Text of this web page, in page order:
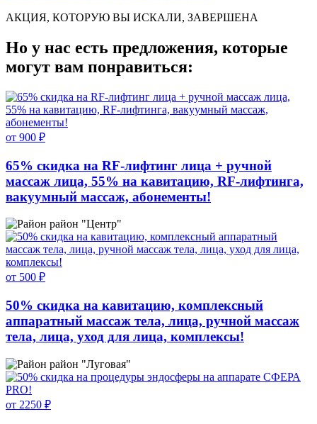
АКЦИЯ, КОТОРУЮ ВЫ ИСКАЛИ, ЗАВЕРШЕНА
Но у нас есть предложения, которые
могут вам понравиться:
от 900 ₽
65% скидка на RF-лифтинг лица + ручной
массаж лица, 55% на кавитацию, RF-лифтинга,
вакуумный массаж, абонементы!
район "Центр"
от 500 ₽
50% скидка на кавитацию, комплексный
аппаратный массаж тела, лица, ручной массаж
тела, лица, уход для лица, комплексы!
район "Луговая"
от 2250 ₽